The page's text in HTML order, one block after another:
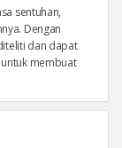
sentuhan,
Dengan
dan dapat
membuat